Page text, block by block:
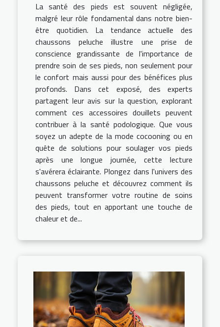
La santé des pieds est souvent négligée,
malgré leur rôle fondamental dans notre bien-
être quotidien. La tendance actuelle des
chaussons peluche illustre une prise de
conscience grandissante de l'importance de
prendre soin de ses pieds, non seulement pour
le confort mais aussi pour des bénéfices plus
profonds. Dans cet exposé, des experts
partagent leur avis sur la question, explorant
comment ces accessoires douillets peuvent
contribuer à la santé podologique. Que vous
soyez un adepte de la mode cocooning ou en
quête de solutions pour soulager vos pieds
après une longue journée, cette lecture
s'avérera éclairante. Plongez dans l'univers des
chaussons peluche et découvrez comment ils
peuvent transformer votre routine de soins
des pieds, tout en apportant une touche de
chaleur et de...